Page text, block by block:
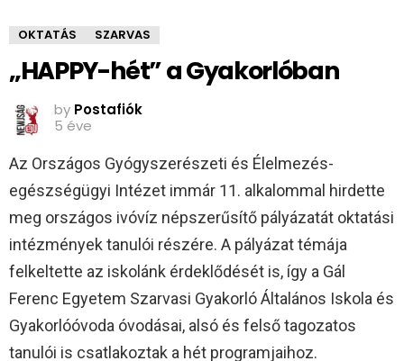
OKTATÁS SZARVAS
„HAPPY-hét” a Gyakorlóban
by Postafiók
5 éve
Az Országos Gyógyszerészeti és Élelmezés-
egészségügyi Intézet immár 11. alkalommal hirdette
meg országos ivóvíz népszerűsítő pályázatát oktatási
intézmények tanulói részére. A pályázat témája
felkeltette az iskolánk érdeklődését is, így a Gál
Ferenc Egyetem Szarvasi Gyakorló Általános Iskola és
Gyakorlóóvoda óvodásai, alsó és felső tagozatos
tanulói is csatlakoztak a hét programjaihoz.